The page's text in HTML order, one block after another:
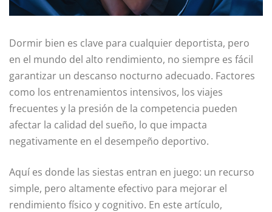
Dormir bien es clave para cualquier deportista, pero
en el mundo del alto rendimiento, no siempre es fácil
garantizar un descanso nocturno adecuado. Factores
como los entrenamientos intensivos, los viajes
frecuentes y la presión de la competencia pueden
afectar la calidad del sueño, lo que impacta
negativamente en el desempeño deportivo.
Aquí es donde las siestas entran en juego: un recurso
simple, pero altamente efectivo para mejorar el
rendimiento físico y cognitivo. En este artículo,